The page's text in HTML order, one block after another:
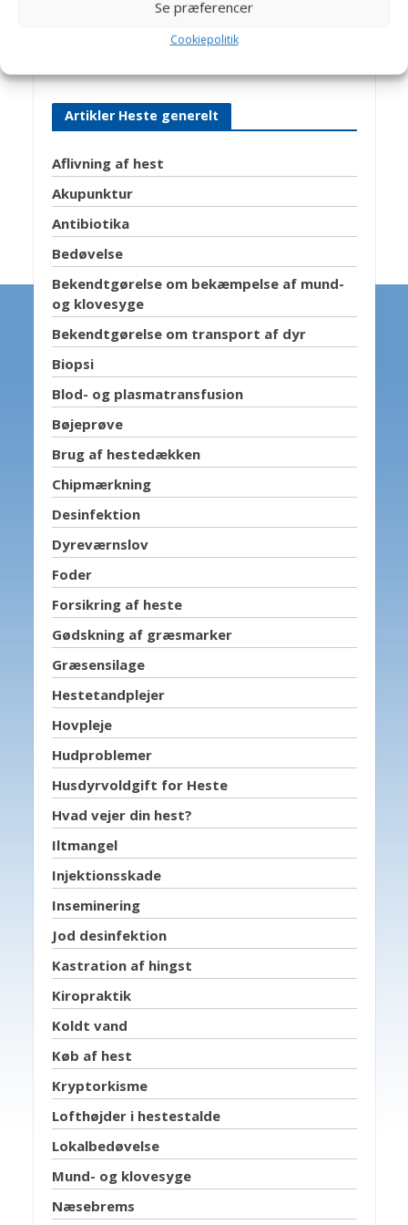
Se præferencer
Cookiepolitik
mange spændende opgaver, -som
giver stof til artikler på Dyrlægevagten
Artikler Heste generelt
Aflivning af hest
Akupunktur
Antibiotika
Bedøvelse
Bekendtgørelse om bekæmpelse af mund-
og klovesyge
Bekendtgørelse om transport af dyr
Biopsi
Blod- og plasmatransfusion
Bøjeprøve
Brug af hestedækken
Chipmærkning
Desinfektion
Dyreværnslov
Foder
Forsikring af heste
Gødskning af græsmarker
Græsensilage
Hestetandplejer
Hovpleje
Hudproblemer
Husdyrvoldgift for Heste
Hvad vejer din hest?
Iltmangel
Injektionsskade
Inseminering
Jod desinfektion
Kastration af hingst
Kiropraktik
Koldt vand
Køb af hest
Kryptorkisme
Lofthøjder i hestestalde
Lokalbedøvelse
Mund- og klovesyge
Næsebrems